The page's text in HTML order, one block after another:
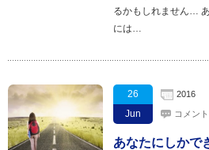
るかもしれません…
には…
26
Jun
2016
コメン
あなたにしかで